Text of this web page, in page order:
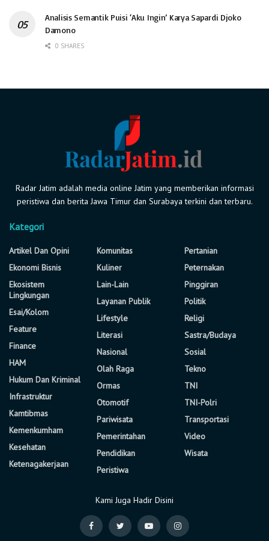
Analisis Semantik Puisi ‘Aku Ingin’ Karya Sapardi Djoko
Damono
0 SHARES
Radar Jatim adalah media online Jatim yang memberikan informasi
peristiwa dan berita Jawa Timur dan Surabaya terkini dan terbaru.
Kategori
Artikel Dan Opini
Ekonomi Bisnis
Ekosistem
Lingkungan
Esai/Kolom
Feature
Finance
HAM
Hukum Dan Kriminal
Infrastruktur
Kamtibmas
Kemenkumham
Kesehatan
Ketenagakerjaan
Komunitas
Kuliner
Lain-Lain
Layanan Publik
Lifestyle
Literasi
Nasional
Olah Raga
Ormas
Otomotif
Pariwisata
Pemerintahan
Pendidikan
Peristiwa
Pertanian
Peternakan
Pinggiran
Politik
Religi
Sastra/Budaya
Sosial
Tekno
TNI
TNI-Polri
Transportasi
Video
Wisata
Kami Juga Hadir Disini